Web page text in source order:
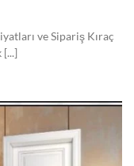
ve Sipariş Kıraç
[...]